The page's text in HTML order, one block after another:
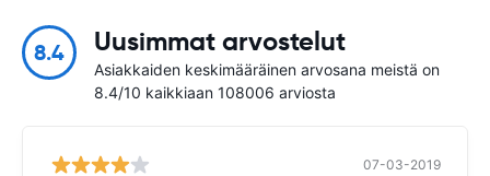
8.4 Uusimmat arvostelut
Asiakkaiden keskimääräinen arvosana meistä on
8.4/10 kaikkiaan 108006 arviosta
07-03-2019